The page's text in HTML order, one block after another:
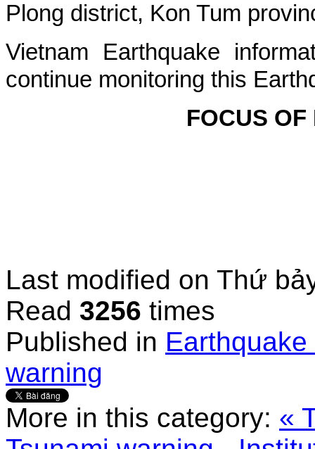
Plong district, Kon Tum
Vietnam Earthquake
continue monitoring this
FOCUS
Last modified on Thứ
Read 3256 times
Published in
warning
More in this category: «